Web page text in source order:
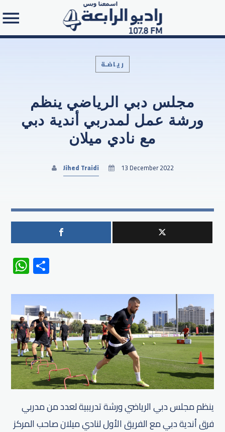
Search in the website:
رياضـة
مجلس دبي الرياضي ينظم
ورشة عمل لمدربي أندية دبي
مع نادي ميلان
Jihed Traidi 13 December 2022
WhatsApp
ينظم مجلس دبي الرياضي ورشة تدريبية لعدد من مدربي
فرق أندية دبي مع الفريق الأول لنادي ميلان صاحب المركز